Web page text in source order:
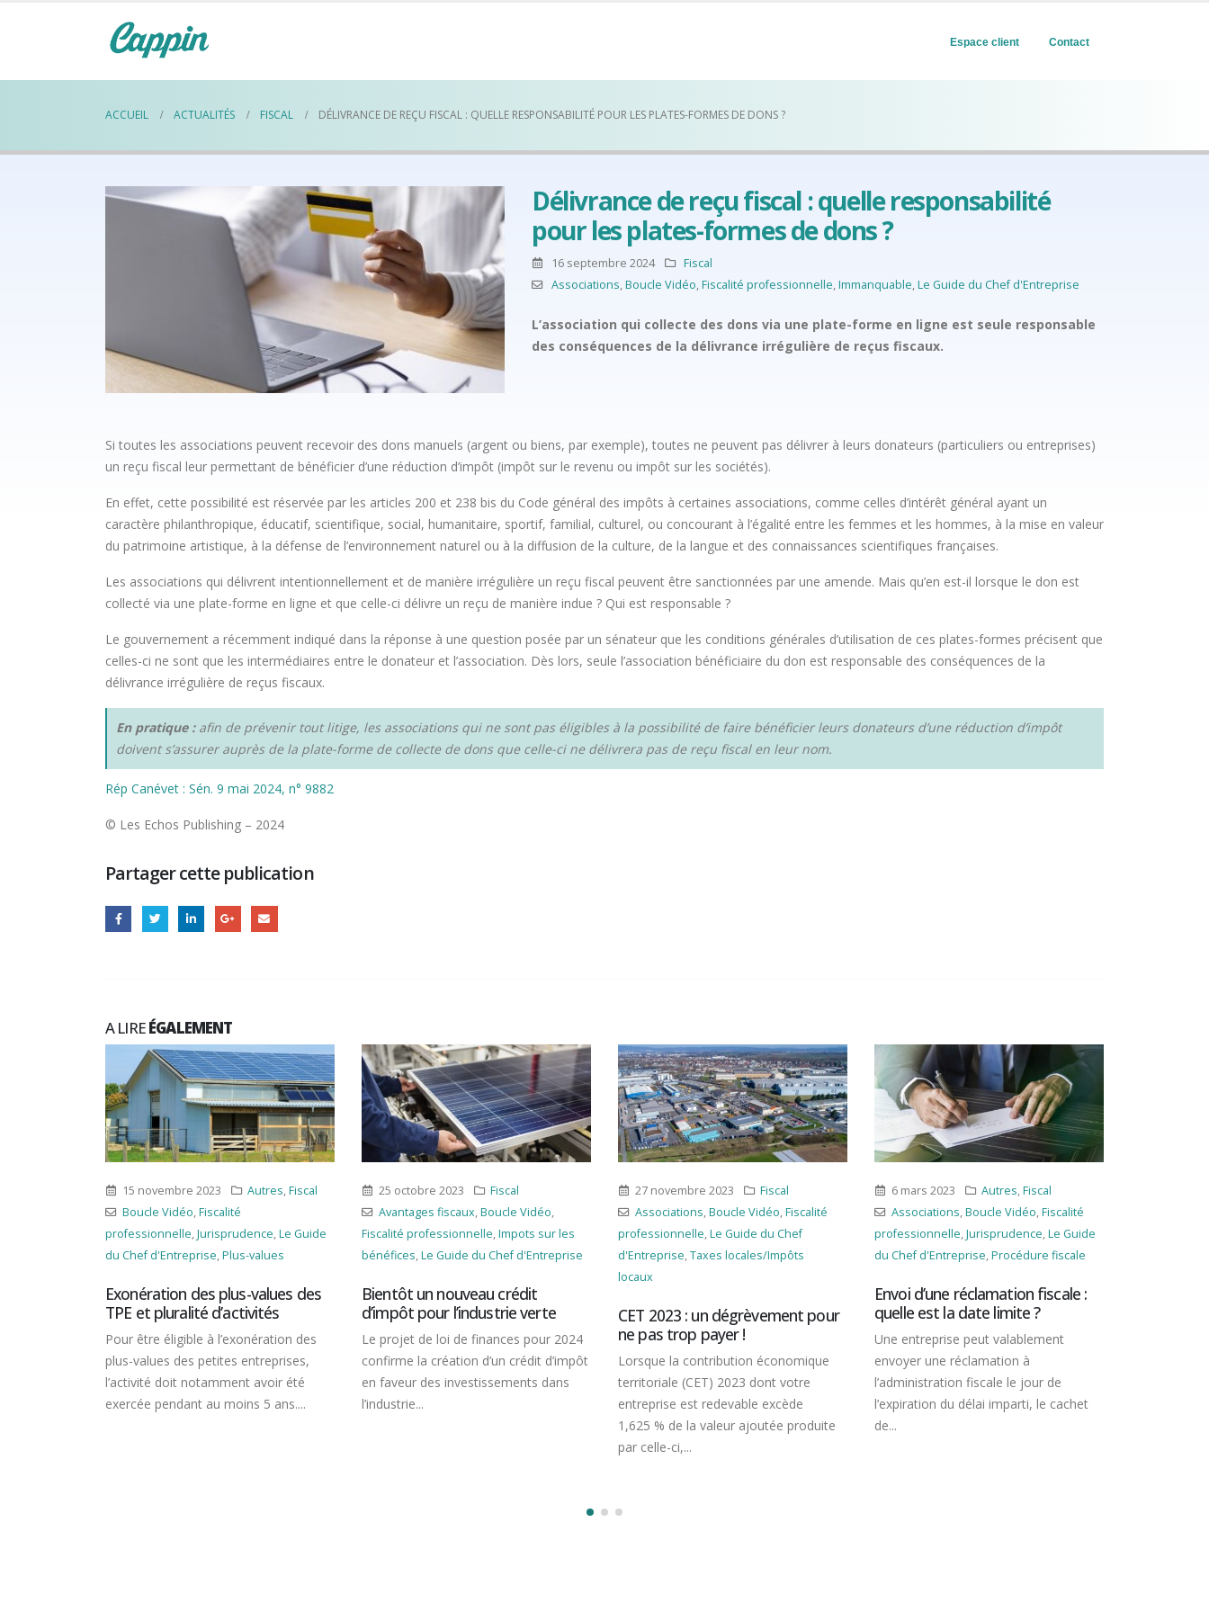
Espace client Contact
ACCUEIL ACTUALITÉS FISCAL DÉLIVRANCE DE REÇU FISCAL : QUELLE RESPONSABILITÉ POUR LES PLATES-FORMES DE DONS ?
Délivrance de reçu fiscal : quelle responsabilité
pour les plates-formes de dons ?
16 septembre 2024
Fiscal
Associations,Boucle Vidéo,Fiscalité professionnelle,Immanquable,Le Guide du Chef d'Entreprise
L’association qui collecte des dons via une plate-forme en ligne est seule responsable
des conséquences de la délivrance irrégulière de reçus fiscaux.
Si toutes les associations peuvent recevoir des dons manuels (argent ou biens, par exemple), toutes ne peuvent pas délivrer à leurs donateurs (particuliers ou entreprises)
un reçu fiscal leur permettant de bénéficier d’une réduction d’impôt (impôt sur le revenu ou impôt sur les sociétés).
En effet, cette possibilité est réservée par les articles 200 et 238 bis du Code général des impôts à certaines associations, comme celles d’intérêt général ayant un
caractère philanthropique, éducatif, scientifique, social, humanitaire, sportif, familial, culturel, ou concourant à l’égalité entre les femmes et les hommes, à la mise en valeur
du patrimoine artistique, à la défense de l’environnement naturel ou à la diffusion de la culture, de la langue et des connaissances scientifiques françaises.
Les associations qui délivrent intentionnellement et de manière irrégulière un reçu fiscal peuvent être sanctionnées par une amende. Mais qu’en est-il lorsque le don est
collecté via une plate-forme en ligne et que celle-ci délivre un reçu de manière indue ? Qui est responsable ?
Le gouvernement a récemment indiqué dans la réponse à une question posée par un sénateur que les conditions générales d’utilisation de ces plates-formes précisent que
celles-ci ne sont que les intermédiaires entre le donateur et l’association. Dès lors, seule l’association bénéficiaire du don est responsable des conséquences de la
délivrance irrégulière de reçus fiscaux.
En pratique :afin de prévenir tout litige, les associations qui ne sont pas éligibles à la possibilité de faire bénéficier leurs donateurs d’une réduction d’impôt
doivent s’assurer auprès de la plate-forme de collecte de dons que celle-ci ne délivrera pas de reçu fiscal en leur nom.
Rép Canévet : Sén. 9 mai 2024, n° 9882
© Les Echos Publishing – 2024
Partager cette publication
A LIREÉGALEMENT
Autres,Fiscal
Le Guide
Plus-values
des plus-values des
à l’exonération des
petites entreprises,
notamment avoir été
au moins 5 ans....
25 octobre 2023
Fiscal
Avantages fiscaux
Boucle Vidéo ,
Fiscalité professionnelle,Impots sur les
bénéfices,Le Guide du Chef d'Entreprise
Bientôt un nouveau crédit
d’impôt pour l’industrie verte
Le projet de loi de finances pour 2024
confirme la création d’un crédit d’impôt
en faveur des investissements dans
l’industrie...
27 novembre 2023
Associations,Boucle Vidéo
Fiscalité
professionnelle, Le Guide du Chef
d'Entreprise,Taxes locales/Impôts
CET 2023 : un dégrèvement pour
ne pas trop payer !
Lorsque la contribution économique
territoriale (CET) 2023 dont votre
entreprise est redevable excède
1,625 % de la valeur ajoutée produite
6 mars 2023
Fiscal
Associations,Boucle Vidéo
Fiscalité
professionnelle,Jurisprudence
Le Guide
du Chef d'Entreprise
Procédure fiscale
Envoi d’une réclamation fiscale :
quelle est la date limite ?
Une entreprise peut valablement
envoyer une réclamation à
l’administration fiscale le jour de
l’expiration du délai imparti, le cachet
de...
27 juin 2023
Associations,Boucle Vidéo
fiscal,Fiscalité personnelle
professionnelle,Jurisprudence
Pas de droit au recours
hiérarchique en cas de contrôle
sur pièces !
Dans le cadre d’un contrôle fiscal sur
pièces, le contribuable peut demander